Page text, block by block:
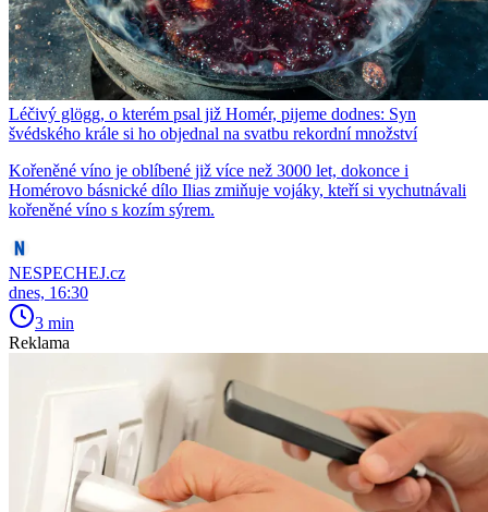
Léčivý glögg, o kterém psal již Homér, pijeme dodnes: Syn
švédského krále si ho objednal na svatbu rekordní množství
Kořeněné víno je oblíbené již více než 3000 let, dokonce i
Homérovo básnické dílo Ilias zmiňuje vojáky, kteří si vychutnávali
kořeněné víno s kozím sýrem.
NESPECHEJ.cz
dnes, 16:30
3 min
Reklama